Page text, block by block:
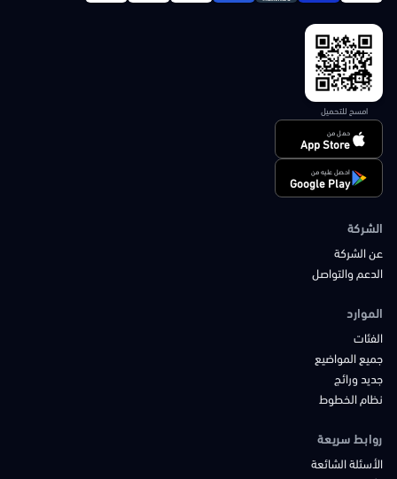
امسح للتحميل
حمل من
App Store
احصل عليه من
Google Play
الشركة
عن الشركة
الدعم والتواصل
الموارد
الفئات
جميع المواضيع
جديد ورائج
نظام الخطوط
روابط سريعة
الأسئلة الشائعة